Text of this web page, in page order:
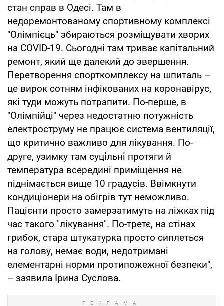
стан справ в Одесі. Там в
недоремонтованому спортивному комплексі
"Олімпієць" збираються розміщувати хворих
на COVID-19. Сьогодні там триває капітальний
ремонт, який ще далекий до звершення.
Перетворення спорткомплексу на шпиталь –
це вирок сотням інфікованих на коронавірус,
які туди можуть потрапити. По-перше, в
"Олімпійці" через недостатню потужність
електроструму не працює система вентиляції,
що критично важливо для лікування. По-
друге, узимку там суцільні протяги й
температура всередині приміщення не
піднімається вище 10 градусів. Ввімкнути
кондиціонери на обігрів тут неможливо.
Пацієнти просто замерзатимуть на ліжках під
час такого "лікування". По-третє, на стінах
грибок, стара штукатурка просто сиплеться
на голову, немає води, недотримані
елементарні норми протипожежної безпеки",
– заявила Ірина Суслова.